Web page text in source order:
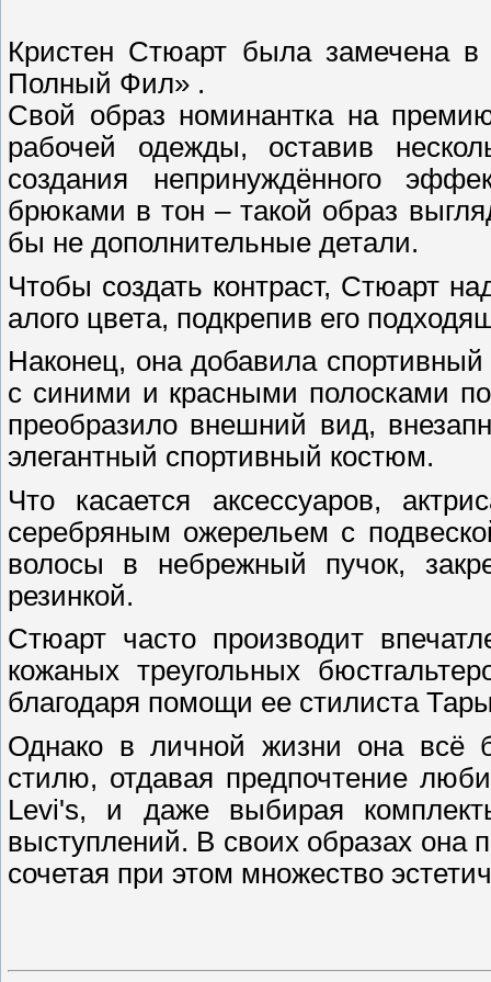
Кристен Стюарт была замечена
Полный Фил» .
Свой образ номинантка на
рабочей одежды, оставив
создания непринуждённого
брюками в тон – такой образ
бы не дополнительные детали.
Чтобы создать контраст, Стюарт
алого цвета, подкрепив его
Наконец, она добавила
с синими и красными полосками
преобразило внешний вид,
элегантный спортивный костюм.
Что касается аксессуаров,
серебряным ожерельем с
волосы в небрежный пучок,
резинкой.
Стюарт часто производит
кожаных треугольных
благодаря помощи ее стилиста
Однако в личной жизни она всё
стилю, отдавая предпочтение
Levi's, и даже выбирая
выступлений. В своих образах она
сочетая при этом множество